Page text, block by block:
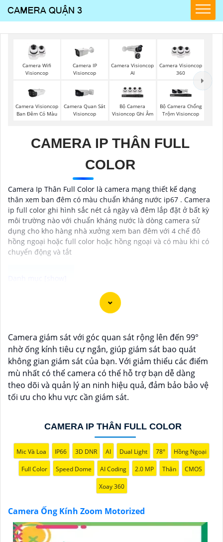
Camera Wifi
Visioncop
Camera IP
Visioncop
Camera Visioncop
Al
Camera Visioncop
360
Camera Visioncop
Ban Đêm Có Màu
Camera Quan Sát
Visioncop
Bộ Camera
Visioncop Ghi Âm
Bộ Camera Chống
Trộm Visioncop
CAMERA IP THÂN FULL
COLOR
Camera Ip Thân Full Color là camera mạng thiết kế dạng
thân xem ban đêm có màu chuẩn kháng nước ip67 . Camera
ip full color ghi hình sắc nét cả ngày và đêm lắp đặt ở bất kỳ
môi trường nào với chuẩn kháng nước là dòng camera sử
dụng cho kho hàng nhà xưởng xem ban đêm với 4 chế đô
hồng ngoại hoặc full color hoặc hồng ngoại và có màu khi có
chuyển động và tắt
Camera ống kính zoom motorized hình ảnh sắc nét là
lựa chọn lý tưởng cho việc giám sát chất lượng cao
motorized, bạn có thể điều chỉnh tiêu cự của ống kính
một cách linh hoạt và dễ dàng từ xa, giúp quan sát các
vị trí xa gần một cách chính xác và rõ ràng. Hình ảnh
từ camera này sắc nét và chi tiết, giúp bạn dễ dàng
nhận diện và phân biệt chi tiết trong hình ảnh.
'
Camera giám sát với góc quan sát rộng lên đến 99°
nhờ ống kính tiêu cự ngắn, giúp giám sát bao quát
không gian giám sát của bạn. Với giảm thiểu các điểm
mù nhất có thể camera có thể hỗ trợ bạn dễ dàng
theo dõi và quản lý an ninh hiệu quả, đảm bảo bảo vệ
tối ưu cho khu vực cần giám sát.
CAMERA IP THÂN FULL COLOR
Mic Và Loa IP66 3D DNR AI Dual Light 78° Hồng Ngoại
Full Color Speed Dome AI Coding 2.0 MP Thân CMOS
Xoay 360
Camera Ống Kính Zoom Motorized